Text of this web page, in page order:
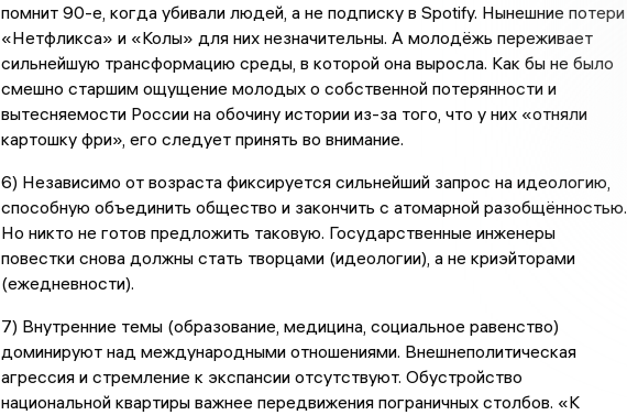
помнит 90-е, когда убивали людей, а не подписку в Spotify. Нынешние потери
«Нетфликса» и «Колы» для них незначительны. А молодёжь переживает
сильнейшую трансформацию среды, в которой она выросла. Как бы не было
смешно старшим ощущение молодых о собственной потерянности и
вытесняемости России на обочину истории из-за того, что у них «отняли
картошку фри», его следует принять во внимание.
6) Независимо от возраста фиксируется сильнейший запрос на идеологию,
способную объединить общество и закончить с атомарной разобщённостью.
Но никто не готов предложить таковую. Государственные инженеры
повестки снова должны стать творцами (идеологии), а не криэйторами
(ежедневности).
7) Внутренние темы (образование, медицина, социальное равенство)
доминируют над международными отношениями. Внешнеполитическая
агрессия и стремление к экспансии отсутствуют. Обустройство
национальной квартиры важнее передвижения пограничных столбов. «К